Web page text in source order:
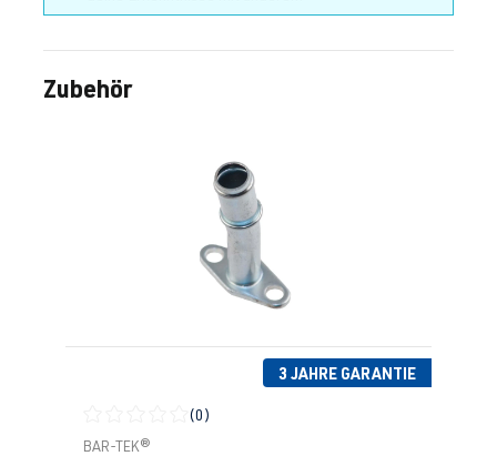
Produktgalerie überspringen
Zubehör
3 JAHRE GARANTIE
Durchschnittliche Bewertung von 0 von 5 Sternen
(0)
BAR-TEK®